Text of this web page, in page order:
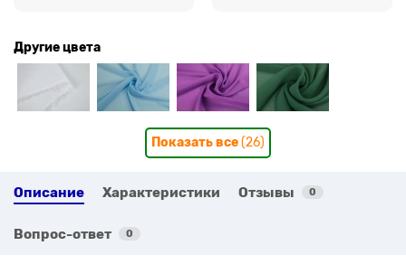
Другие цвета
Показать все(26)
Описание Характеристики Отзывы 0
Вопрос-ответ 0